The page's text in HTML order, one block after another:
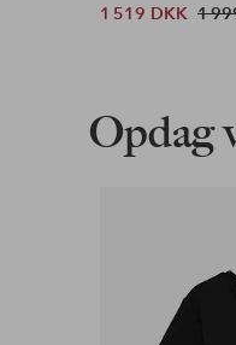
1 519 DKK 1
Opdag